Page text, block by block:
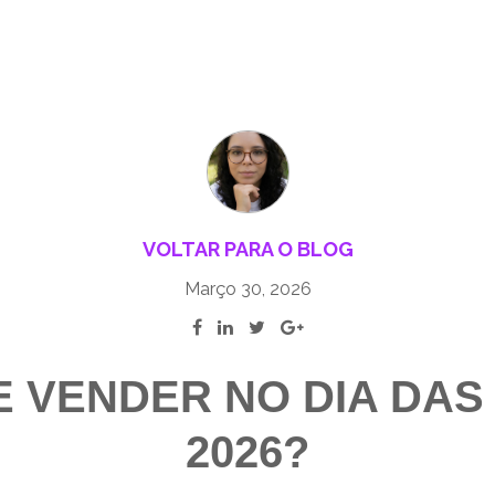
VOLTAR PARA O BLOG
Março 30, 2026
VENDER NO DIA
2026?